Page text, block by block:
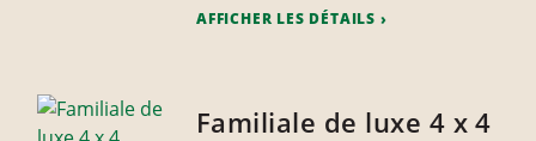
AFFICHER LES DÉTAILS
Familiale de luxe 4 x 4